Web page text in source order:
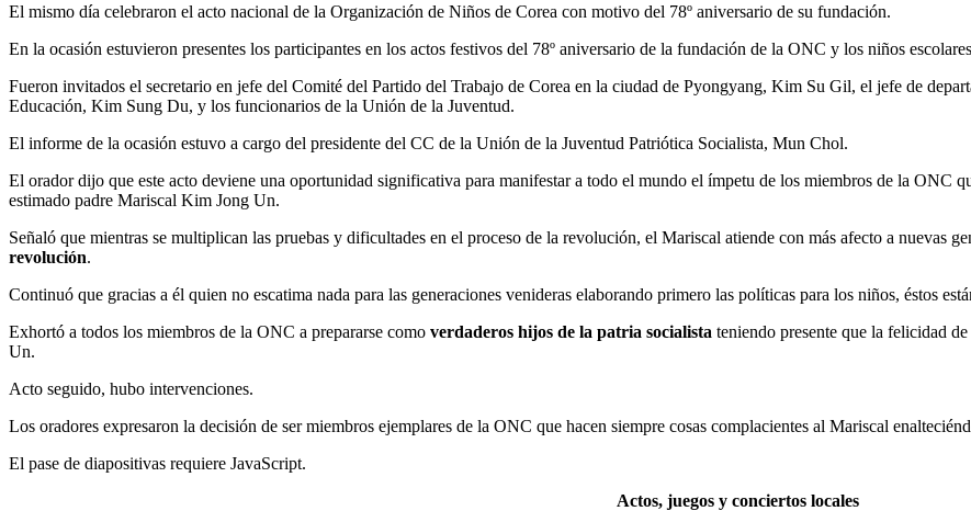
El mismo día celebraron el acto nacional de la Organización de Niños de Corea con motivo del 78º aniversario de su fundación.
En la ocasión estuvieron presentes los participantes en los actos festivos del 78º aniversario de la fundación de la ONC y los niños
Fueron invitados el secretario en jefe del Comité del Partido del Trabajo de Corea en la ciudad de Pyongyang, Kim Su Gil, el jefe de
Educación, Kim Sung Du, y los funcionarios de la Unión de la Juventud.
El informe de la ocasión estuvo a cargo del presidente del CC de la Unión de la Juventud Patriótica Socialista, Mun Chol.
El orador dijo que este acto deviene una oportunidad significativa para manifestar a todo el mundo el ímpetu de los miembros de la ONC
estimado padre Mariscal Kim Jong Un.
Señaló que mientras se multiplican las pruebas y dificultades en el proceso de la revolución, el Mariscal atiende con más afecto a nuevas
revolución.
Continuó que gracias a él quien no escatima nada para las generaciones venideras elaborando primero las políticas para los niños, éstos
Exhortó a todos los miembros de la ONC a prepararse como verdaderos hijos de la patria socialista teniendo presente que la felicidad
Un.
Acto seguido, hubo intervenciones.
Los oradores expresaron la decisión de ser miembros ejemplares de la ONC que hacen siempre cosas complacientes al Mariscal
El pase de diapositivas requiere JavaScript.
Actos, juegos y conciertos locales